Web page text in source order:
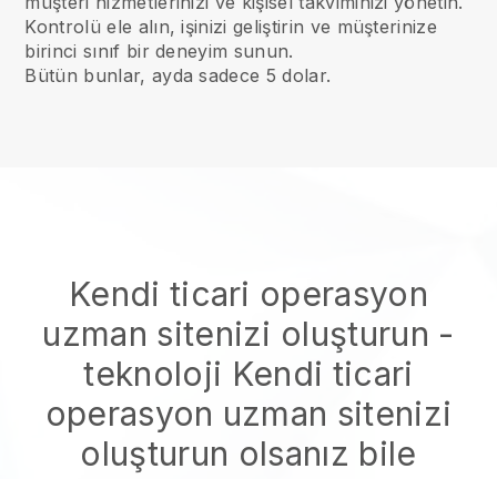
Kontrolü ele alın, işinizi geliştirin ve müşterinize
birinci sınıf bir deneyim sunun.
Bütün bunlar, ayda sadece 5 dolar.
Kendi ticari operasyon
uzman sitenizi oluşturun -
teknoloji Kendi ticari
operasyon uzman sitenizi
oluşturun olsanız bile